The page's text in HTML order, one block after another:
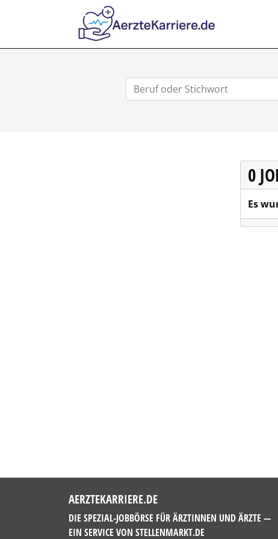
0
Es
AERZTEKARRIERE.DE
DIE SPEZIAL-JOBBÖRSE FÜR ÄRZTINNEN UND ÄRZTE —
EIN SERVICE VON STELLENMARKT.DE